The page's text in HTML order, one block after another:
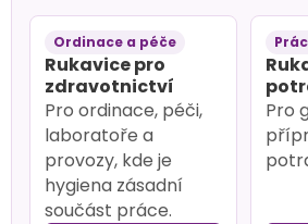
Ordinace a péče
Rukavice pro
zdravotnictví
Pro ordinace, péči,
laboratoře a
provozy, kde je
hygiena zásadní
součást práce.
Pro